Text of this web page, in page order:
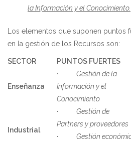
la Información y el Conocimiento.
Los elementos que suponen puntos
en la gestión de los Recursos son:
SECTOR PUNTOS FUERTES
Enseñanza
· Gestión de la
Información y el
Conocimiento
Industrial
· Gestión de
Partners y proveedores
· Gestión